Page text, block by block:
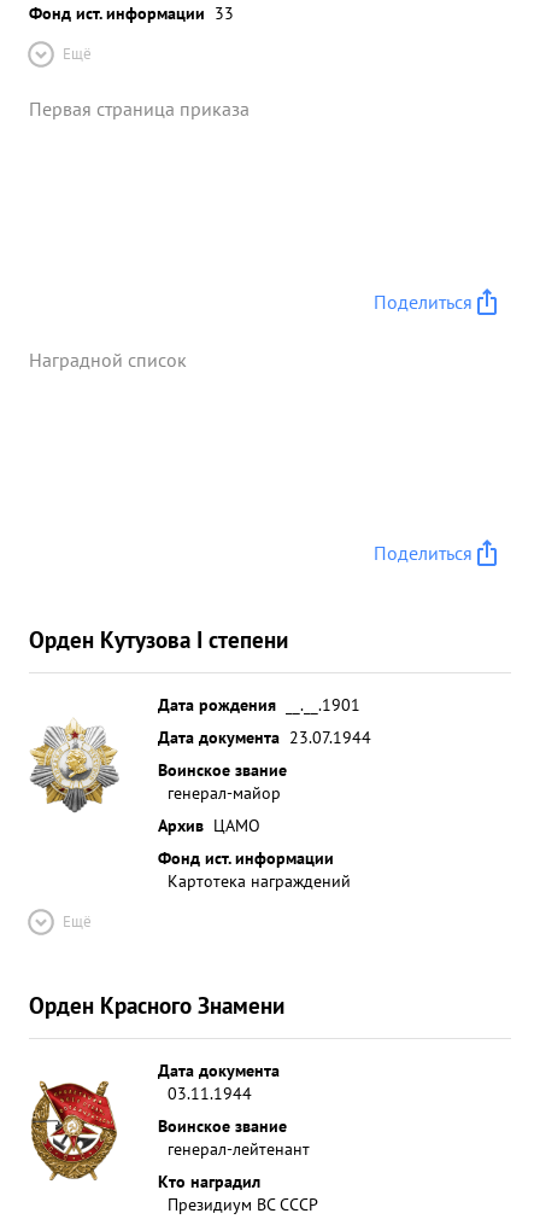
Фонд ист. информации 33
Ещё
Первая страница приказа
Поделиться
Наградной список
Поделиться
Орден Кутузова I степени
Дата рождения
__.__.1901
Дата документа 23.07.1944
Воинское звание
генерал-майор
Архив ЦАМО
Фонд ист. информации
Картотека награждений
Ещё
Орден Красного Знамени
Дата документа
03.11.1944
Воинское звание
генерал-лейтенант
Кто наградил
Президиум ВС СССР